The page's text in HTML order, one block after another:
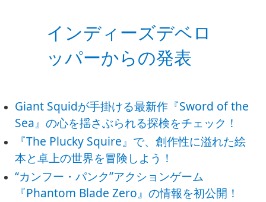
インディーズデベロ
ッパーからの発表
Giant Squidが手掛ける最新作『Sword of the
Sea』の心を揺さぶられる探検をチェック！
『The Plucky Squire』で、創作性に溢れた絵
本と卓上の世界を冒険しよう！
“カンフー・パンク”アクションゲーム
『Phantom Blade Zero』の情報を初公開！